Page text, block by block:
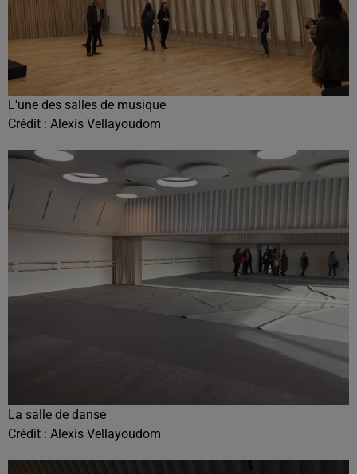
L'une des salles de musique
Crédit : Alexis Vellayoudom
La salle de danse
Crédit : Alexis Vellayoudom